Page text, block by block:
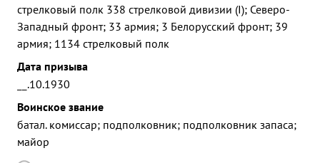
стрелковый полк 338 стрелковой дивизии (I); Северо-
Западный фронт; 33 армия; 3 Белорусский фронт; 39
армия; 1134 стрелковый полк
Дата призыва
__.10.1930
Воинское звание
батал. комиссар; подполковник; подполковник запаса;
майор